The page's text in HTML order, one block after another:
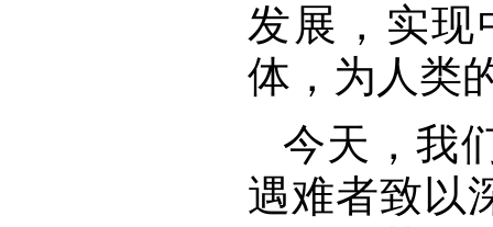
发展，实现
体，为人类
今天，我
遇难者致以